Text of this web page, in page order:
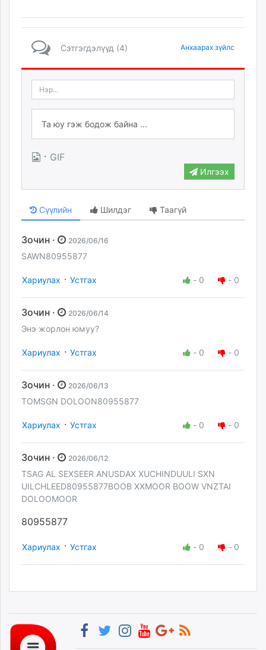
Сэтгэгдэлүүд (4) Анхаарах зүйлс
· GIF
Илгээх
Сүүлийн Шилдэг Таагүй
Зочин · 2026/06/16
SAWN80955877
Хариулах · Устгах - 0 - 0
Зочин · 2026/06/14
Энэ жорлон юмуу?
Хариулах · Устгах - 0 - 0
Зочин · 2026/06/13
TOMSGN DOLOON80955877
Хариулах · Устгах - 0 - 0
Зочин · 2026/06/12
TSAG AL SEXSEER ANUSDAX XUCHINDUULI SXN
UILCHLEED80955877BOOB XXMOOR BOOW VNZTAI
DOLOOMOOR
80955877
Хариулах · Устгах - 0 - 0